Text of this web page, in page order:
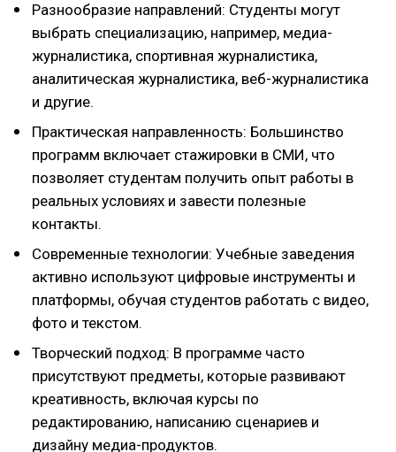
Разнообразие направлений: Студенты могут
выбрать специализацию, например, медиа-
журналистика, спортивная журналистика,
аналитическая журналистика, веб-журналистика
и другие.
Практическая направленность: Большинство
программ включает стажировки в СМИ, что
позволяет студентам получить опыт работы в
реальных условиях и завести полезные
контакты.
Современные технологии: Учебные заведения
активно используют цифровые инструменты и
платформы, обучая студентов работать с видео,
фото и текстом.
Творческий подход: В программе часто
присутствуют предметы, которые развивают
креативность, включая курсы по
редактированию, написанию сценариев и
дизайну медиа-продуктов.